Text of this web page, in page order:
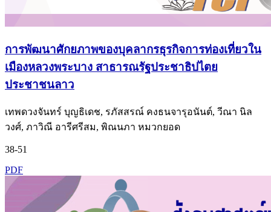
การพัฒนาศักยภาพของบุคลากรธุรกิจการท่องเที่ยวใน
เมืองหลวงพระบาง สาธารณรัฐประชาธิปไตย
ประชาชนลาว
เทพดวงจันทร์ บุญธิเดช, รภัสสรณ์ คงธนจารุอนันต์, วีณา นิล
วงศ์, ภาวิณี อารีศรีสม, พิณนภา หมวกยอด
38-51
PDF